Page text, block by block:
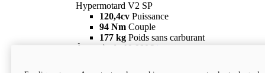
Hypermotard V2 SP
120,4cv Puissance
94 Nm Couple
177 kg Poids sans carburant
À partir de 19 990€ i
new
V2 SP 100